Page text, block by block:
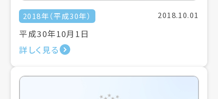
2018年（平成30年） 2018.10.01
平成30年10月1日
詳しく見る